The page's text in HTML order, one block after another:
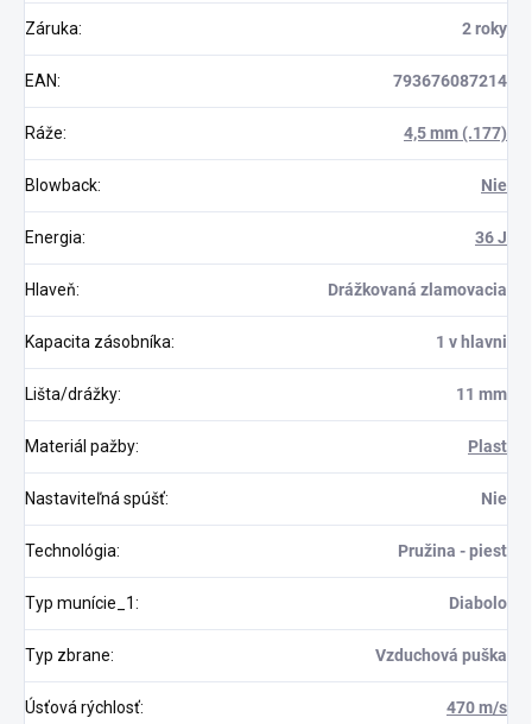
Záruka: 2 roky
EAN: 793676087214
Ráže: 4,5 mm (.177)
Blowback: Nie
Energia: 36 J
Hlaveň: Drážkovaná zlamovacia
Kapacita zásobníka: 1 v hlavni
Lišta/drážky: 11 mm
Materiál pažby: Plast
Nastaviteľná spúšť: Nie
Technológia: Pružina - piest
Typ munície_1: Diabolo
Typ zbrane: Vzduchová puška
Úsťová rýchlosť: 470 m/s